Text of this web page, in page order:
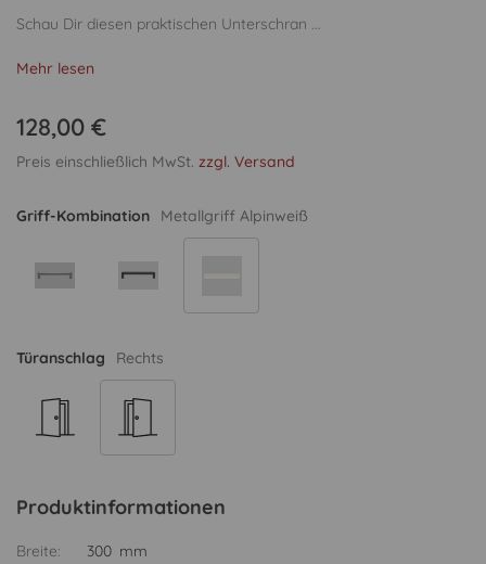
Schau Dir diesen praktischen Unterschran ...
Mehr lesen
128,00 €
Preis einschließlich MwSt. zzgl. Versand
Griff-Kombination Metallgriff Alpinweiß
Türanschlag Rechts
Produktinformationen
Breite:
300 mm